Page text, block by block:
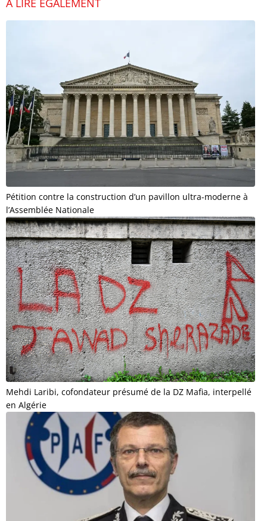
À LIRE ÉGALEMENT
Pétition contre la construction d’un pavillon ultra-moderne à
l’Assemblée Nationale
Mehdi Laribi, cofondateur présumé de la DZ Mafia, interpellé
en Algérie